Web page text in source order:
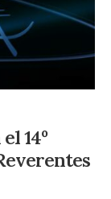
14º